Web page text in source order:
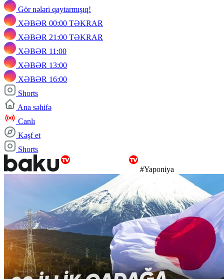
Gör nələri qaytarmışıq!
XƏBƏR 00:00 TƏKRAR
XƏBƏR 21:00 TƏKRAR
XƏBƏR 11:00
XƏBƏR 13:00
XƏBƏR 16:00
Shorts
Ana səhifə
Canlı
Kəşf et
Shorts
#Yaponiya